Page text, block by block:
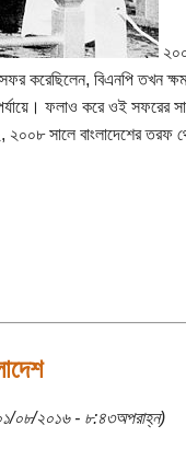
সফর করেছিলেন, বিএনপি তখন
পর্যায়ে। ফলাও করে ওই সফরের
সালে বাংলাদেশের তরফ
০৮/২০১৬ - ৮:৪৩অপরাহ্ন)